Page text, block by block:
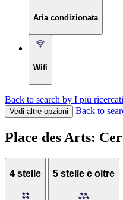
Aria condizionata
Wifi
Back to search by I più ricercati
Vedi altre opzioni Back to
Place des Arts:
4 stelle 5 stelle e oltre